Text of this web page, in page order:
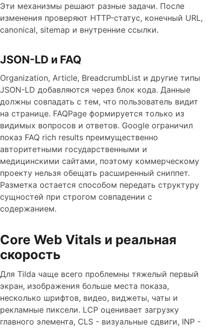
Эти механизмы решают разные задачи. После
изменения проверяют HTTP-статус, конечный URL,
canonical, sitemap и внутренние ссылки.
JSON-LD и FAQ
Organization, Article, BreadcrumbList и другие типы
JSON-LD добавляются через блок кода. Данные
должны совпадать с тем, что пользователь видит
на странице. FAQPage формируется только из
видимых вопросов и ответов. Google ограничил
показ FAQ rich results преимущественно
авторитетными государственными и
медицинскими сайтами, поэтому коммерческому
проекту нельзя обещать расширенный сниппет.
Разметка остается способом передать структуру
сущностей при строгом совпадении с
содержанием.
Core Web Vitals и реальная
скорость
Для Tilda чаще всего проблемны тяжелый первый
экран, изображения больше места показа,
несколько шрифтов, видео, виджеты, чаты и
рекламные пиксели. LCP оценивает загрузку
главного элемента, CLS - визуальные сдвиги, INP -